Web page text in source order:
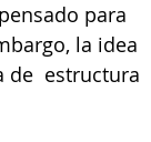
para
la idea
de  estructura